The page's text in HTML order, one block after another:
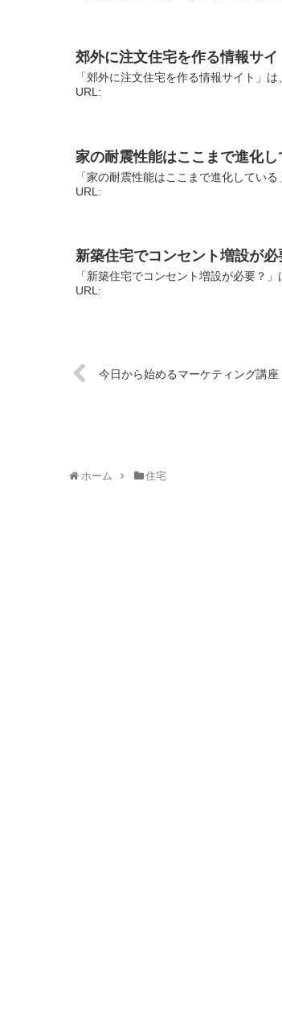
郊外に注文住宅を作る情報サイ
「郊外に注文住宅を作る情報サイト」
URL:
家の耐震性能はここまで進化し
「家の耐震性能はここまで進化してい
URL:
新築住宅でコンセント増設が必
「新築住宅でコンセント増設が必要？
URL:
今日から始めるマーケティング講座
ホーム 住宅